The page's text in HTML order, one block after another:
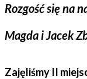
Rozgość się na
Magda i Jacek
Zajęliśmy II